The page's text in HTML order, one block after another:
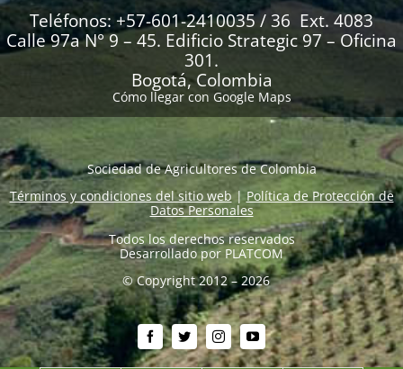
Teléfonos: +57-601-2410035 / 36 Ext. 4083
Calle 97a N° 9 – 45. Edificio Strategic 97 – Oficina
301.
Bogotá, Colombia
Cómo llegar con Google Maps
Sociedad de Agricultores de Colombia
Términos y condiciones del sitio web|Política de Protección de
Datos Personales
Todos los derechos reservados
Desarrollado por PLATCOM
© Copyright 2012 – 2026